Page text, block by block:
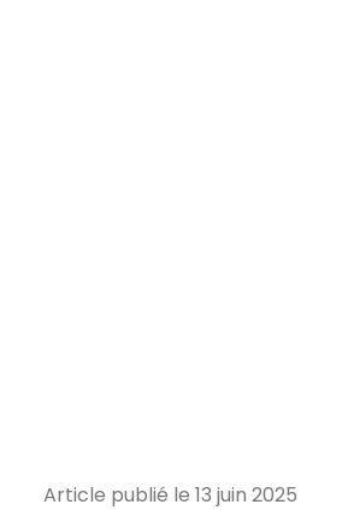
Article publié le 13 juin 2025